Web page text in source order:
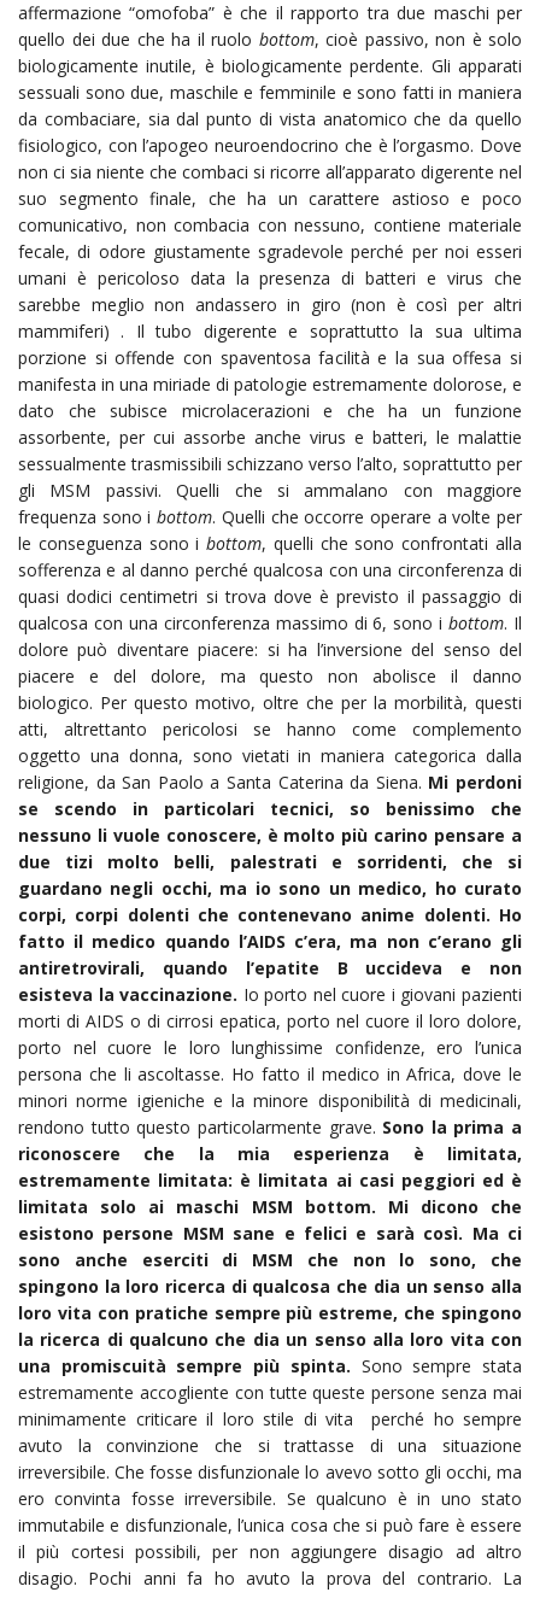
affermazione “omofoba” è che il rapporto tra due maschi per
quello dei due che ha il ruolo bottom, cioè passivo, non è solo
biologicamente inutile, è biologicamente perdente. Gli apparati
sessuali sono due, maschile e femminile e sono fatti in maniera
da combaciare, sia dal punto di vista anatomico che da quello
fisiologico, con l’apogeo neuroendocrino che è l’orgasmo. Dove
non ci sia niente che combaci si ricorre all’apparato digerente nel
suo segmento finale, che ha un carattere astioso e poco
comunicativo, non combacia con nessuno, contiene materiale
fecale, di odore giustamente sgradevole perché per noi esseri
umani è pericoloso data la presenza di batteri e virus che
sarebbe meglio non andassero in giro (non è così per altri
mammiferi) . Il tubo digerente e soprattutto la sua ultima
porzione si offende con spaventosa facilità e la sua offesa si
manifesta in una miriade di patologie estremamente dolorose, e
dato che subisce microlacerazioni e che ha un funzione
assorbente, per cui assorbe anche virus e batteri, le malattie
sessualmente trasmissibili schizzano verso l’alto, soprattutto per
gli MSM passivi. Quelli che si ammalano con maggiore
frequenza sono ibottom. Quelli che occorre operare a volte per
le conseguenza sono ibottom, quelli che sono confrontati alla
sofferenza e al danno perché qualcosa con una circonferenza di
quasi dodici centimetri si trova dove è previsto il passaggio di
qualcosa con una circonferenza massimo di 6, sono ibottom. Il
dolore può diventare piacere: si ha l’inversione del senso del
piacere e del dolore, ma questo non abolisce il danno
biologico. Per questo motivo, oltre che per la morbilità, questi
atti, altrettanto pericolosi se hanno come complemento
oggetto una donna, sono vietati in maniera categorica dalla
religione, da San Paolo a Santa Caterina da Siena. Mi perdoni
se scendo in particolari tecnici, so benissimo che
nessuno li vuole conoscere, è molto più carino pensare a
due tizi molto belli, palestrati e sorridenti, che si
guardano negli occhi, ma io sono un medico, ho curato
corpi, corpi dolenti che contenevano anime dolenti. Ho
fatto il medico quando l’AIDS c’era, ma non c’erano gli
antiretrovirali, quando l’epatite B uccideva e non
esisteva la vaccinazione. Io porto nel cuore i giovani pazienti
morti di AIDS o di cirrosi epatica, porto nel cuore il loro dolore,
porto nel cuore le loro lunghissime confidenze, ero l’unica
persona che li ascoltasse. Ho fatto il medico in Africa, dove le
minori norme igieniche e la minore disponibilità di medicinali,
rendono tutto questo particolarmente grave. Sono la prima a
riconoscere che la mia esperienza è limitata,
estremamente limitata: è limitata ai casi peggiori ed è
limitata solo ai maschi MSM bottom. Mi dicono che
esistono persone MSM sane e felici e sarà così. Ma ci
sono anche eserciti di MSM che non lo sono, che
spingono la loro ricerca di qualcosa che dia un senso alla
loro vita con pratiche sempre più estreme, che spingono
la ricerca di qualcuno che dia un senso alla loro vita con
una promiscuità sempre più spinta. Sono sempre stata
estremamente accogliente con tutte queste persone senza mai
minimamente criticare il loro stile di vita perché ho sempre
avuto la convinzione che si trattasse di una situazione
irreversibile. Che fosse disfunzionale lo avevo sotto gli occhi, ma
ero convinta fosse irreversibile. Se qualcuno è in uno stato
immutabile e disfunzionale, l’unica cosa che si può fare è essere
il più cortesi possibili, per non aggiungere disagio ad altro
disagio. Pochi anni fa ho avuto la prova del contrario. La